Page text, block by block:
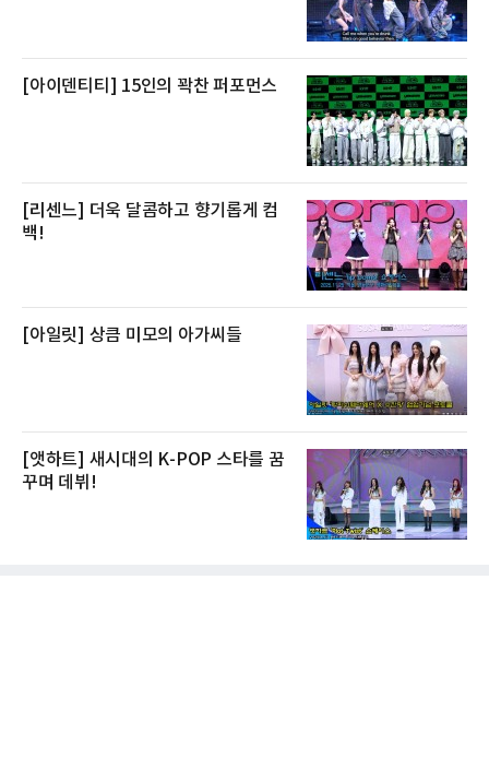
[아이덴티티] 15인의 꽉찬 퍼포먼스
[리센느] 더욱 달콤하고 향기롭게 컴
백!
[아일릿] 상큼 미모의 아가씨들
[앳하트] 새시대의 K-POP 스타를 꿈
꾸며 데뷔!